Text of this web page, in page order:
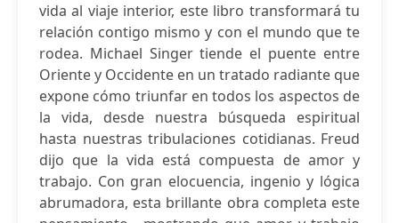
vida al viaje interior, este libro transformará tu
relación contigo mismo y con el mundo que te
rodea. Michael Singer tiende el puente entre
Oriente y Occidente en un tratado radiante que
expone cómo triunfar en todos los aspectos de
la vida, desde nuestra búsqueda espiritual
hasta nuestras tribulaciones cotidianas. Freud
dijo que la vida está compuesta de amor y
trabajo. Con gran elocuencia, ingenio y lógica
abrumadora, esta brillante obra completa este